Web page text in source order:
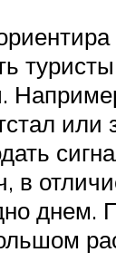
или
в
днем.